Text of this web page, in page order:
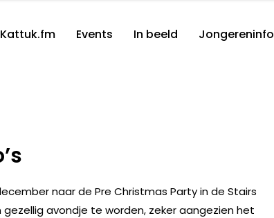
Kattuk.fm Events In beeld Jongereninfo
naar de Pre Christmas Party in de Stairs
avondje te worden, zeker aangezien het